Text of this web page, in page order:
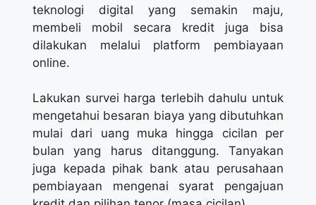
teknologi digital yang semakin maju,
membeli mobil secara kredit juga bisa
dilakukan melalui platform pembiayaan
online.
Lakukan survei harga terlebih dahulu untuk
mengetahui besaran biaya yang dibutuhkan
mulai dari uang muka hingga cicilan per
bulan yang harus ditanggung. Tanyakan
juga kepada pihak bank atau perusahaan
pembiayaan mengenai syarat pengajuan